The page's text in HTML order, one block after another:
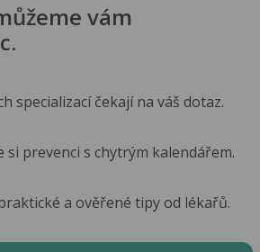
vám
specializací čekají na váš dotaz.
si prevenci s chytrým kalendářem.
a ověřené tipy od lékařů.